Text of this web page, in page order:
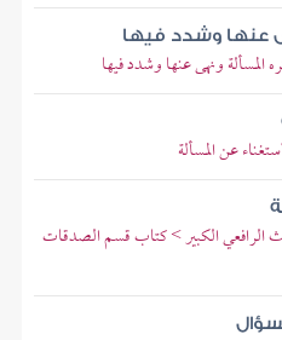
عنها وشدد فيها
ونهى عنها وشدد فيها
عن المسألة
الرافعي الكبير > كتاب قسم الصدقات